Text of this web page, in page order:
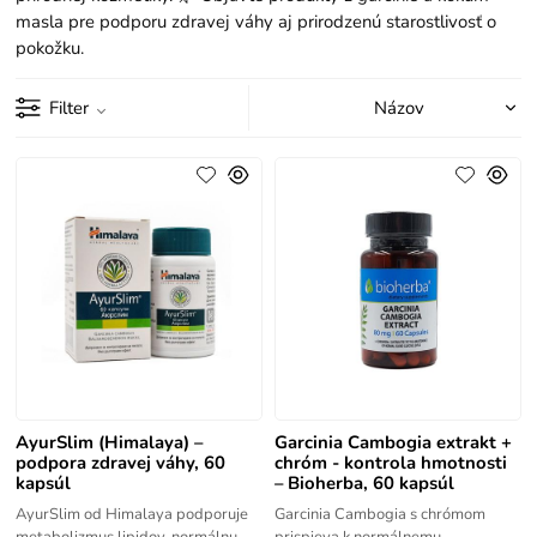
masla pre podporu zdravej váhy aj prirodzenú starostlivosť o
pokožku.
Filter
AyurSlim (Himalaya) –
podpora zdravej váhy, 60
kapsúl
AyurSlim od Himalaya podporuje
Garcinia Cambogia extrakt +
chróm - kontrola hmotnosti
– Bioherba, 60 kapsúl
Garcinia Cambogia s chrómom